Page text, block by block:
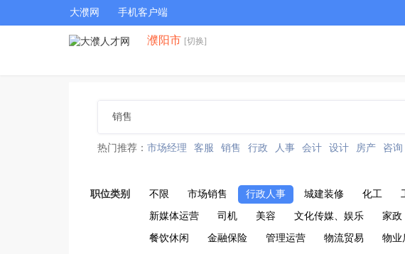
大濮网 手机客户端
濮阳市 [切换]
热门推荐： 市场经理 客服 销售 行政 人事 会计 设计 房产 咨询
职位类别 不限 市场销售 行政人事 城建装修 化工
新媒体运营 司机 美容 文化传媒、娱乐 家政
餐饮休闲 金融保险 管理运营 物流贸易 物业